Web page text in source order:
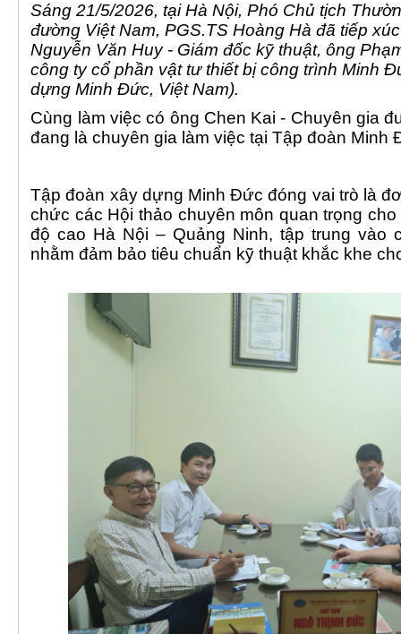
Sáng 21/5/2026, tại Hà Nội, Phó Chủ tịch
đường Việt Nam, PGS.TS Hoàng Hà đã tiếp
Nguyễn Văn Huy - Giám đốc kỹ thuật, ông
công ty cổ phần vật tư thiết bị công trình Minh
dựng Minh Đức, Việt Nam).
Cùng làm việc có ông Chen Kai - Chuyên gia
đang là chuyên gia làm việc tại Tập đoàn Minh
Tập đoàn xây dựng Minh Đức đóng vai trò là
chức các Hội thảo chuyên môn quan trọng
độ cao Hà Nội – Quảng Ninh, tập trung vào
nhằm đảm bảo tiêu chuẩn kỹ thuật khắc khe